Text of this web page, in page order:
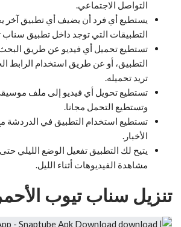
التواصل الاجتماعي.
يستطيع أي فرد أن يضيف أي تطبيق آخر
التطبيقات التي توجد داخل تطبيق سناب
تستطيع تحميل أي فيديو عن طريق
التطبيق، أو عن طريق استخدام الرابط
تريد تحميله.
تستطيع تحويل أي فيديو إلى ملف
وتستطيع التحمل مجانا.
تستطيع استخدام التطبيق في الدردشة
الأخبار.
يتيح لك التطبيق تفعيل الوضع الليلي
مشاهدة الفيديوهات أثناء الليل.
تنزيل سناب تيوب